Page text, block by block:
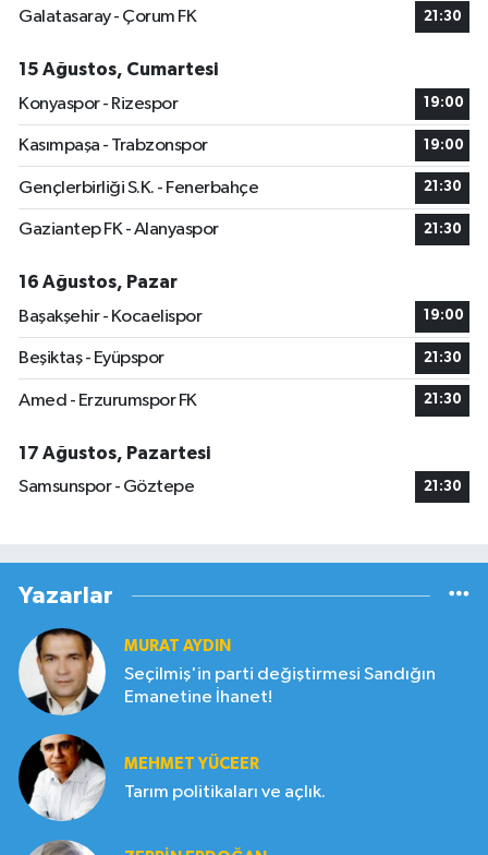
Galatasaray - Çorum FK
21:30
15 Ağustos, Cumartesi
Konyaspor - Rizespor
19:00
Kasımpaşa - Trabzonspor 19:00
Gençlerbirliği S.K. - Fenerbahçe 21:30
Gaziantep FK - Alanyaspor 21:30
16 Ağustos, Pazar
Başakşehir - Kocaelispor
19:00
Beşiktaş - Eyüpspor 21:30
Amed - Erzurumspor FK 21:30
17 Ağustos, Pazartesi
Samsunspor - Göztepe
21:30
Yazarlar
MURAT AYDIN
Seçilmiş'in parti değiştirmesi Sandığın
Emanetine İhanet!
MEHMET YÜCEER
Tarım politikaları ve açlık.